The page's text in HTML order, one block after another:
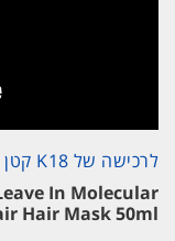
לרכישה של K18 קטן 5ML – לחץ כאן.
In Molecular
Hair Mask 50ml